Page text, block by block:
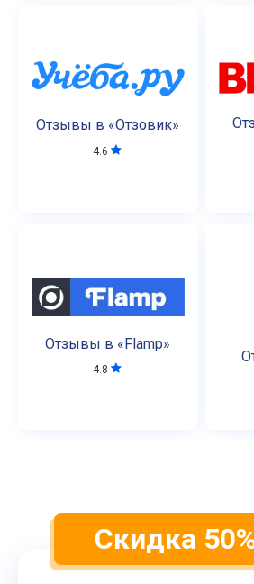
Отзывы в «Отзовик»
4.6
Отзывы в «Flamp»
4.8
Скидка